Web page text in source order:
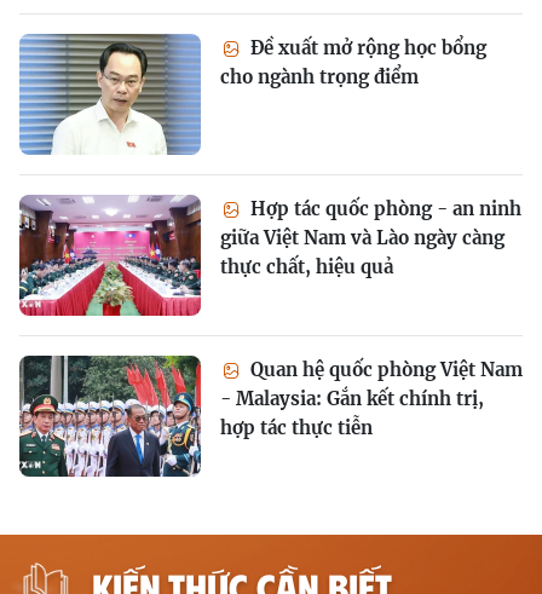
Đề xuất mở rộng học bổng
cho ngành trọng điểm
Hợp tác quốc phòng - an ninh
giữa Việt Nam và Lào ngày càng
thực chất, hiệu quả
Quan hệ quốc phòng Việt Nam
- Malaysia: Gắn kết chính trị,
hợp tác thực tiễn